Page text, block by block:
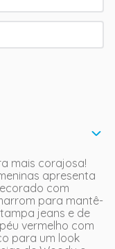
mais corajosa!
apresenta
com
para mantê-
jeans e de
vermelho com
para um look